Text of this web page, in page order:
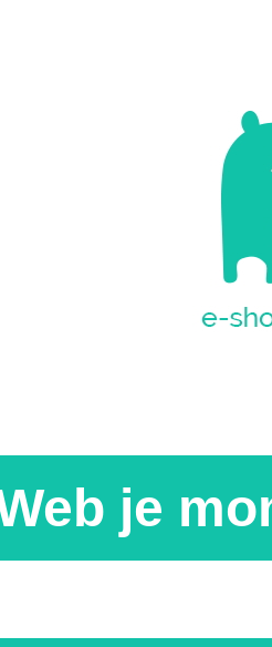
je